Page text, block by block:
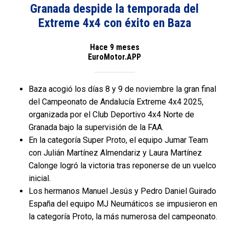
Granada despide la temporada del
Extreme 4x4 con éxito en Baza
Hace 9 meses
EuroMotor.APP
Baza acogió los días 8 y 9 de noviembre la gran final
del Campeonato de Andalucía Extreme 4x4 2025,
organizada por el Club Deportivo 4x4 Norte de
Granada bajo la supervisión de la FAA.
En la categoría Super Proto, el equipo Jumar Team
con Julián Martínez Almendariz y Laura Martínez
Calonge logró la victoria tras reponerse de un vuelco
inicial.
Los hermanos Manuel Jesús y Pedro Daniel Guirado
España del equipo MJ Neumáticos se impusieron en
la categoría Proto, la más numerosa del campeonato.